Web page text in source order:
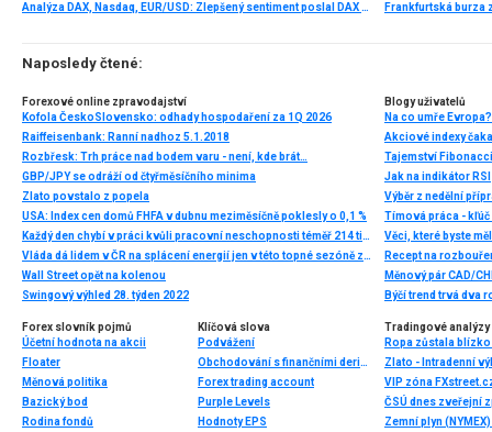
Analýza DAX, Nasdaq, EUR/USD: Zlepšený sentiment poslal DAX na nová maxima
Frankfurtská burza
Naposledy čtené:
Forexové online zpravodajství
Kofola ČeskoSlovensko: odhady hospodaření za 1Q 2026
Raiffeisenbank: Ranní nadhoz 5.1.2018
Rozbřesk: Trh práce nad bodem varu - není, kde brát…
GBP/JPY se odráží od čtyřměsíčního minima
Zlato povstalo z popela
USA: Index cen domů FHFA v dubnu meziměsíčně poklesly o 0,1 %
Každý den chybí v práci kvůli pracovní neschopnosti téměř 214 tisíc lidí. Přesto stonáme kratší dobu než před covidem
Vláda dá lidem v ČR na splácení energií jen v této topné sezóně zhruba 18 miliard korun. To není málo, zvláště, když by vláda měla naopak spíše šetřit
Wall Street opět na kolenou
Swingový výhled 28. týden 2022
Blogy uživatelů
Na co umře
Akciové indexy
Tajemství
Jak na indikátor RSI
Tímová práca - kľúč
Věci, které byste
Recept na
Měnový pár CAD/
Forex slovník pojmů
Účetní hodnota na akcii
Floater
Měnová politika
Bazický bod
Rodina fondů
Klíčová slova
Podvážení
Obchodování s finančními deriváty
Forex trading account
Purple Levels
Hodnoty EPS
Tradingové analýzy
Ropa zůstala
Zlato - Intradenní
ČSÚ dnes zveřejní
Zemní plyn